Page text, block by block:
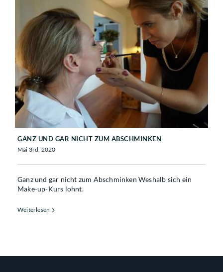
GANZ UND GAR NICHT ZUM
ABSCHMINKEN
GANZ UND GAR NICHT ZUM ABSCHMINKEN
Mai 3rd, 2020
Ganz und gar nicht zum Abschminken Weshalb sich ein
Make-up-Kurs lohnt.
Weiterlesen